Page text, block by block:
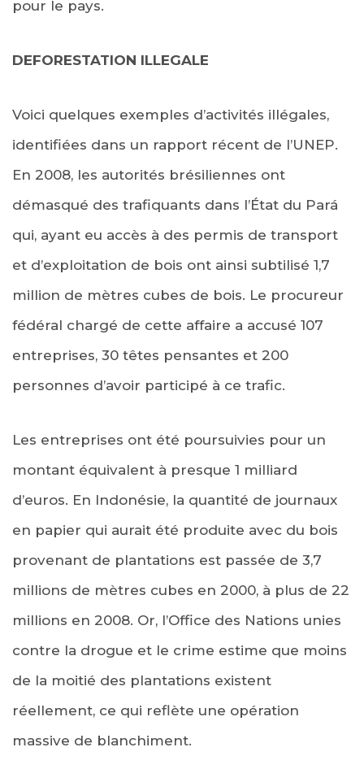
pour le pays.
DEFORESTATION ILLEGALE
Voici quelques exemples d’activités illégales,
identifiées dans un rapport récent de l’UNEP.
En 2008, les autorités brésiliennes ont
démasqué des trafiquants dans l’État du Pará
qui, ayant eu accès à des permis de transport
et d’exploitation de bois ont ainsi subtilisé 1,7
million de mètres cubes de bois. Le procureur
fédéral chargé de cette affaire a accusé 107
entreprises, 30 têtes pensantes et 200
personnes d’avoir participé à ce trafic.
Les entreprises ont été poursuivies pour un
montant équivalent à presque 1 milliard
d’euros. En Indonésie, la quantité de journaux
en papier qui aurait été produite avec du bois
provenant de plantations est passée de 3,7
millions de mètres cubes en 2000, à plus de 22
millions en 2008. Or, l’Office des Nations unies
contre la drogue et le crime estime que moins
de la moitié des plantations existent
réellement, ce qui reflète une opération
massive de blanchiment.